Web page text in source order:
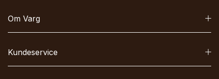
Om Varg
Kundeservice